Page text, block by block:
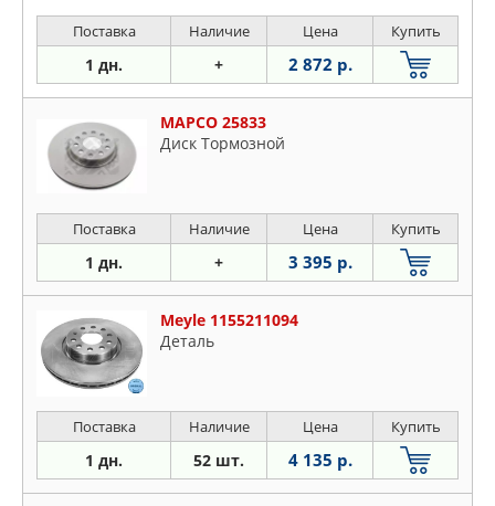
Поставка Наличие Цена Купить
1 дн. + 2 872 р.
MAPCO 25833
Диск Тормозной
Поставка Наличие Цена Купить
1 дн. + 3 395 р.
Meyle 1155211094
Деталь
Поставка Наличие Цена Купить
1 дн. 52 шт. 4 135 р.